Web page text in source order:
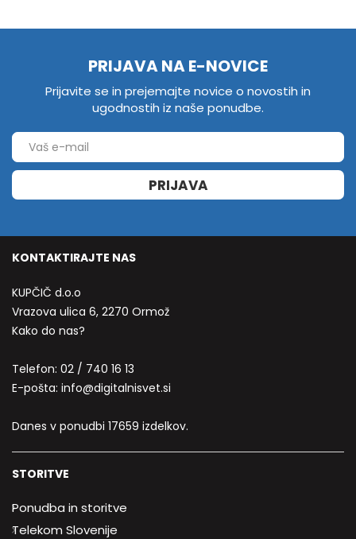
PRIJAVA NA E-NOVICE
Prijavite se in prejemajte novice o novostih in
ugodnostih iz naše ponudbe.
PRIJAVA
KONTAKTIRAJTE NAS
KUPČIČ d.o.o
Vrazova ulica 6, 2270 Ormož
Kako do nas?
Telefon: 02 / 740 16 13
E-pošta: info@digitalnisvet.si
Danes v ponudbi 17659 izdelkov.
STORITVE
Ponudba in storitve
Telekom Slovenije